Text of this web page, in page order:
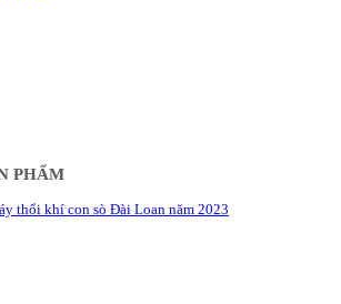
PHẨM
thổi khí con sò Đài Loan năm 2023